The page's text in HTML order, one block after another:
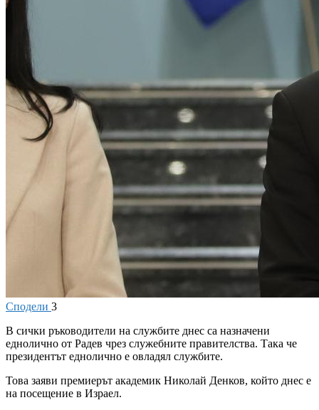
Сподели 3
В сички ръководители на службите днес са назначени
еднолично от Радев чрез служебните правителства. Така че
президентът еднолично е овладял службите.
Това заяви премиерът академик Николай Денков, който днес е
на посещение в Израел.